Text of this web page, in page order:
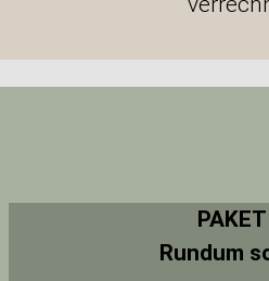
Rundum